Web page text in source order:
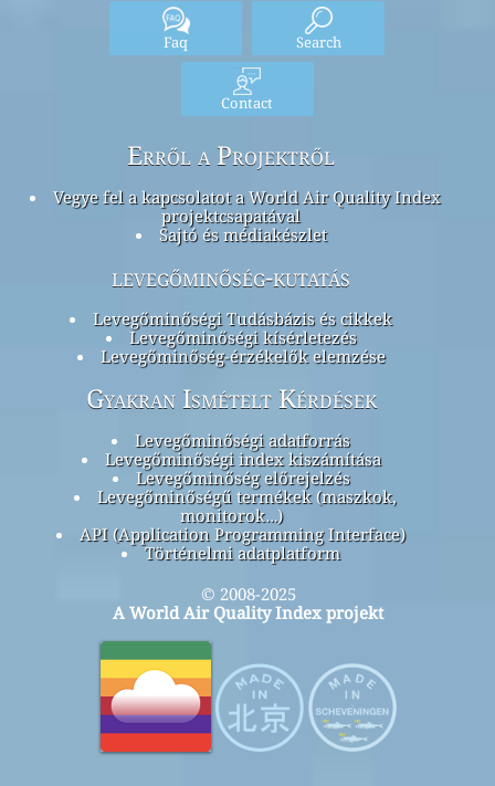
Faq Search
Contact
Erről a Projektről
Vegye fel a kapcsolatot a World Air Quality Index
projektcsapatával
Sajtó és médiakészlet
levegőminőség-kutatás
Levegőminőségi Tudásbázis és cikkek
Levegőminőségi kísérletezés
Levegőminőség-érzékelők elemzése
Gyakran Ismételt Kérdések
Levegőminőségi adatforrás
Levegőminőségi index kiszámítása
Levegőminőség előrejelzés
Levegőminőségű termékek (maszkok,
monitorok…)
API (Application Programming Interface)
Történelmi adatplatform
© 2008-2025
A World Air Quality Index projekt